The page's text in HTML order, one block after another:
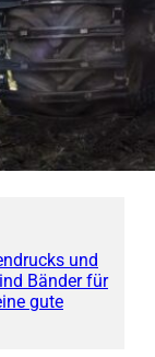
und
Bänder für
gute